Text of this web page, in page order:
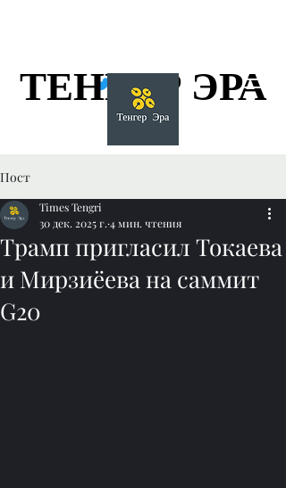
ТЕНГЕР ЭРА
ТЕНГЕР ЭРА
Пост
Трамп пригласил Токаева
и Мирзиёева на саммит
G20
Times Tengri
30 дек. 2025 г. 4 мин. чтения